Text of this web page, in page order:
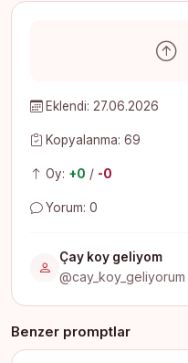
Eklendi: 27.06.2026
Kopyalanma: 69
Oy: +0 / -0
Yorum: 0
Çay koy geliyom
@cay_koy_geliyorum
Benzer promptlar